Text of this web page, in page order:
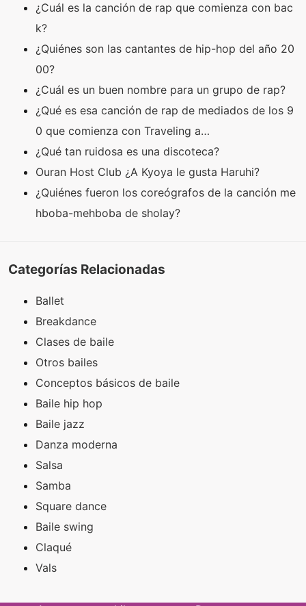
¿Cuál es la canción de rap que comienza con bac
k?
¿Quiénes son las cantantes de hip-hop del año 20
00?
¿Cuál es un buen nombre para un grupo de rap?
¿Qué es esa canción de rap de mediados de los 9
0 que comienza con Traveling a…
¿Qué tan ruidosa es una discoteca?
Ouran Host Club ¿A Kyoya le gusta Haruhi?
¿Quiénes fueron los coreógrafos de la canción me
hboba-mehboba de sholay?
Categorías Relacionadas
Ballet
Breakdance
Clases de baile
Otros bailes
Conceptos básicos de baile
Baile hip hop
Baile jazz
Danza moderna
Salsa
Samba
Square dance
Baile swing
Claqué
Vals